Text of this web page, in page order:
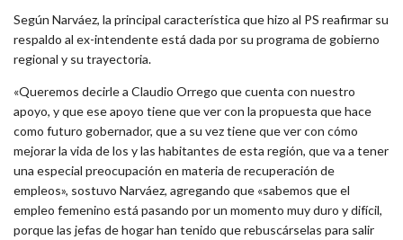
Según Narváez, la principal característica que hizo al PS reafirmar su
respaldo al ex-intendente está dada por su programa de gobierno
regional y su trayectoria.
«Queremos decirle a Claudio Orrego que cuenta con nuestro
apoyo, y que ese apoyo tiene que ver con la propuesta que hace
como futuro gobernador, que a su vez tiene que ver con cómo
mejorar la vida de los y las habitantes de esta región, que va a tener
una especial preocupación en materia de recuperación de
empleos», sostuvo Narváez, agregando que «sabemos que el
empleo femenino está pasando por un momento muy duro y difícil,
porque las jefas de hogar han tenido que rebuscárselas para salir